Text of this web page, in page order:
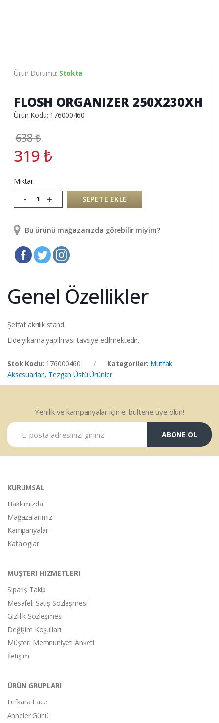
Ürün Durumu: Stokta
FLOSH ORGANIZER 250X230XH
Ürün Kodu: 176000460
638₺
319₺
Miktar:
- + SEPETE EKLE
Bu ürünü mağazanızda görebilir miyim?
Genel Özellikler
Şeffaf akrılık stand.
Elde yıkama yapılması tavsıye edilmektedir.
Stok Kodu: 176000460 Kategoriler: Mutfak
Aksesuarları, Tezgah Üstü Ürünler
Yenilik ve kampanyalar için e-bültene üye olun!
ABONE OL
KURUMSAL
Hakkımızda
Mağazalarımız
Kampanyalar
Kataloglar
MÜŞTERİ HİZMETLERİ
Sipariş Takip
Mesafeli Satış Sözleşmesi
Gizlilik Sözleşmesi
Değişim Koşulları
Müşteri Memnuniyeti Anketi
İletişim
ÜRÜN GRUPLARI
Lefkara Lace
Anneler Günü